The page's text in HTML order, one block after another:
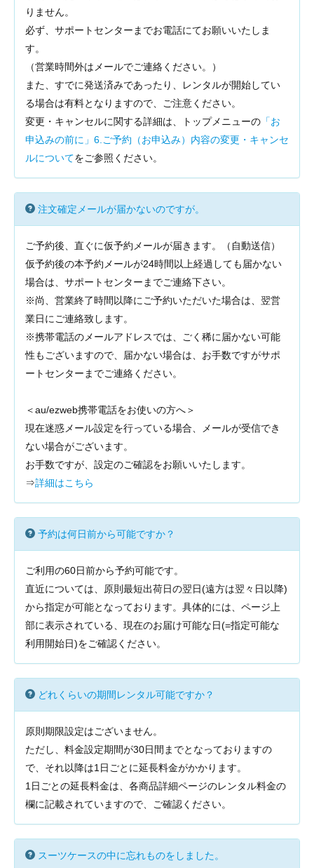
りません。
必ず、サポートセンターまでお電話にてお願いいたしま
す。
（営業時間外はメールでご連絡ください。）
また、すでに発送済みであったり、レンタルが開始してい
る場合は有料となりますので、ご注意ください。
変更・キャンセルに関する詳細は、トップメニューの 「お
申込みの前に」6.ご予約（お申込み）内容の変更・キャンセ
ルについてをご参照ください。
注文確定メールが届かないのですが。
ご予約後、直ぐに仮予約メールが届きます。（自動送信）
仮予約後の本予約メールが24時間以上経過しても届かない
場合は、サポートセンターまでご連絡下さい。
※尚、営業終了時間以降にご予約いただいた場合は、翌営
業日にご連絡致します。
※携帯電話のメールアドレスでは、ごく稀に届かない可能
性もございますので、届かない場合は、お手数ですがサポ
ートセンターまでご連絡ください。
＜au/ezweb携帯電話をお使いの方へ＞
現在迷惑メール設定を行っている場合、メールが受信でき
ない場合がございます。
お手数ですが、設定のご確認をお願いいたします。
⇒詳細はこちら
予約は何日前から可能ですか？
ご利用の60日前から予約可能です。
直近については、原則最短出荷日の翌日(遠方は翌々日以降)
から指定が可能となっております。具体的には、ページ上
部に表示されている、現在のお届け可能な日(=指定可能な
利用開始日)をご確認ください。
どれくらいの期間レンタル可能ですか？
原則期限設定はございません。
ただし、料金設定期間が30日間までとなっておりますの
で、それ以降は1日ごとに延長料金がかかります。
1日ごとの延長料金は、各商品詳細ページのレンタル料金の
欄に記載されていますので、ご確認ください。
スーツケースの中に忘れものをしました。